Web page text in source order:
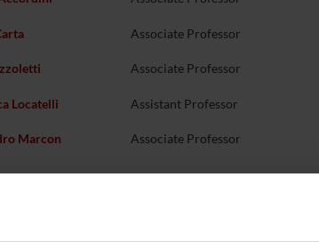
Associate Professor
Associate Professor
Locatelli Assistant Professor
Marcon Associate Professor